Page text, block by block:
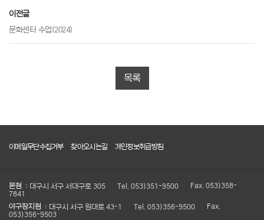
이전글
문화센터 수업(2024)
목록
이메일무단수집거부 찾아오시는길 개인정보취급방침
본점 : 대구시 서구 서대구로 305 Tel. 053)351-9500
Fax. 053)358-
7841
야구장지점 : 대구시 서구 원대로 43-1 Tel. 053)356-9500
Fax.
053)356-9503